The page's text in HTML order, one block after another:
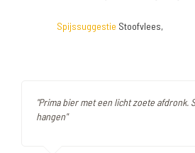
Spijssuggestie Stoofvlees,
"Prima bier met een licht zoete afdronk.
hangen"